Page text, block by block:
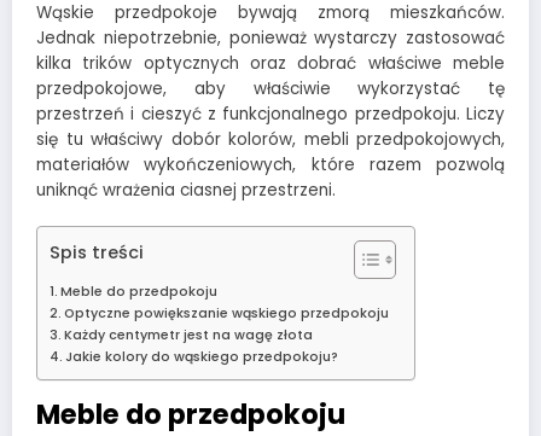
Wąskie przedpokoje bywają zmorą mieszkańców.
Jednak niepotrzebnie, ponieważ wystarczy zastosować
kilka trików optycznych oraz dobrać właściwe meble
przedpokojowe, aby właściwie wykorzystać tę
przestrzeń i cieszyć z funkcjonalnego przedpokoju. Liczy
się tu właściwy dobór kolorów, mebli przedpokojowych,
materiałów wykończeniowych, które razem pozwolą
uniknąć wrażenia ciasnej przestrzeni.
Spis treści
Meble do przedpokoju
Optyczne powiększanie wąskiego przedpokoju
Każdy centymetr jest na wagę złota
Jakie kolory do wąskiego przedpokoju?
Meble do przedpokoju